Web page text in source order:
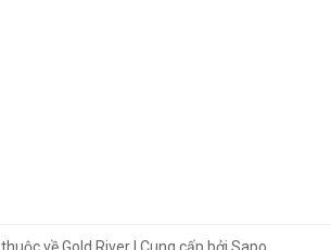
về Gold River | Cung cấp bởi Sapo